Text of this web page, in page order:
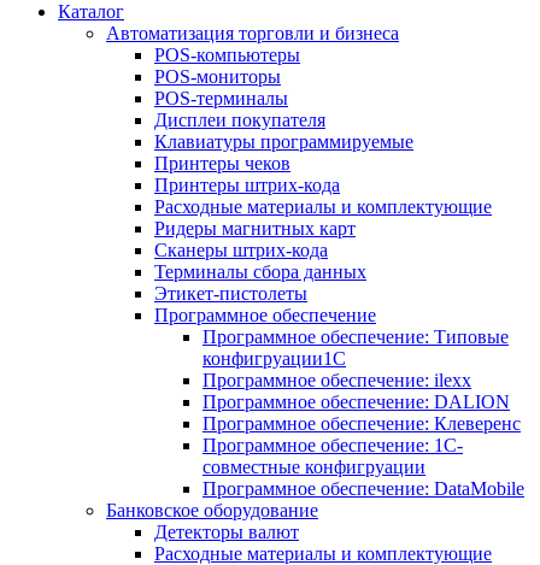
Каталог
Автоматизация торговли и бизнеса
POS-компьютеры
POS-мониторы
POS-терминалы
Дисплеи покупателя
Клавиатуры программируемые
Принтеры чеков
Принтеры штрих-кода
Расходные материалы и комплектующие
Ридеры магнитных карт
Сканеры штрих-кода
Терминалы сбора данных
Этикет-пистолеты
Программное обеспечение
Программное обеспечение: Типовые
конфигруации1С
Программное обеспечение: ilexx
Программное обеспечение: DALION
Программное обеспечение: Клеверенс
Программное обеспечение: 1С-
совместные конфигруации
Программное обеспечение: DataMobile
Банковское оборудование
Детекторы валют
Расходные материалы и комплектующие